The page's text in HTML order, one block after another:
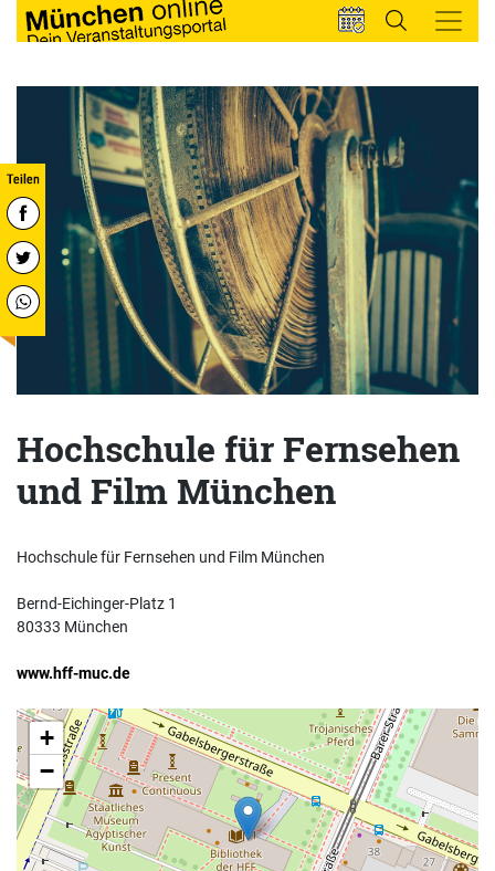
Hochschule für Fernsehen
und Film München
Hochschule für Fernsehen und Film München
Bernd-Eichinger-Platz 1
80333 München
www.hff-muc.de
+
−